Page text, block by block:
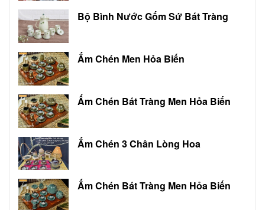
Bộ Bình Nước Gốm Sứ Bát Tràng
Ấm Chén Men Hỏa Biến
Ấm Chén Bát Tràng Men Hỏa Biến
Ấm Chén 3 Chân Lòng Hoa
Ấm Chén Bát Tràng Men Hỏa Biến